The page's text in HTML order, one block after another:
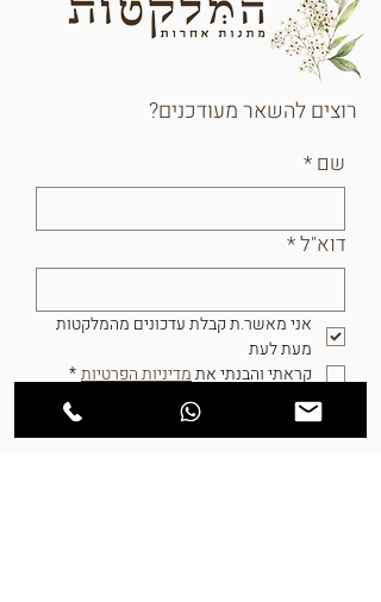
רוצים להשאר מעודכנים?
שם *
דוא"ל*
מעת לעת
קראתי והבנתי את מדיניות הפרטיות*
הרשמה